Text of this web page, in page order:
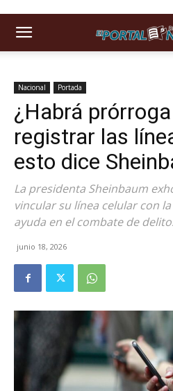
Nacional Portada
¿Habrá
registrar las
esto dice
La presidenta Sheinbaum
vincular su línea celular con
ayuda en el combate de
junio 18, 2026